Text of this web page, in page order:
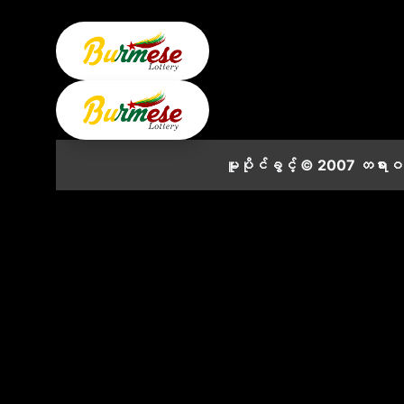
မူပိုင်ခွင့် © 2007 တရား